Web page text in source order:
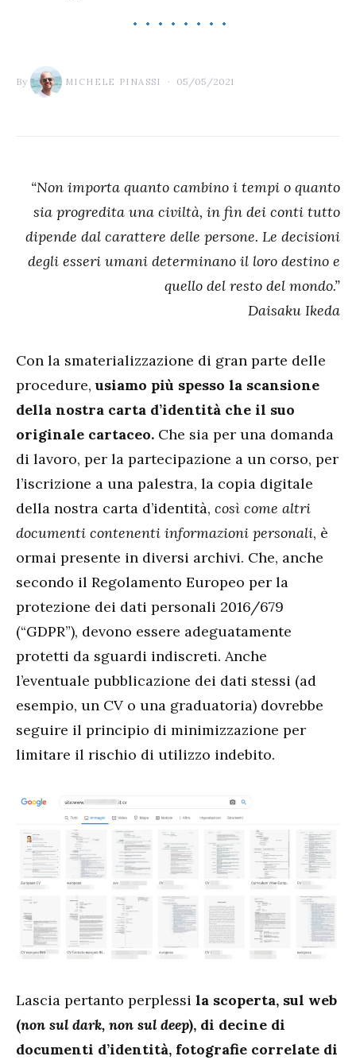
By MICHELE PINASSI 05/05/2021
“Non importa quanto cambino i tempi o quanto
sia progredita una civiltà, in fin dei conti tutto
dipende dal carattere delle persone. Le decisioni
degli esseri umani determinano il loro destino e
quello del resto del mondo.”
Daisaku Ikeda
Con la smaterializzazione di gran parte delle
procedure,usiamo più spesso la scansione
della nostra carta d’identità che il suo
originale cartaceo. Che sia per una domanda
di lavoro, per la partecipazione a un corso, per
l’iscrizione a una palestra, la copia digitale
della nostra carta d’identità, così come altri
documenti contenenti informazioni personali, è
ormai presente in diversi archivi. Che, anche
secondo il Regolamento Europeo per la
protezione dei dati personali 2016/679
(“GDPR”), devono essere adeguatamente
protetti da sguardi indiscreti. Anche
l’eventuale pubblicazione dei dati stessi (ad
esempio, un CV o una graduatoria) dovrebbe
seguire il principio di minimizzazione per
limitare il rischio di utilizzo indebito.
Lascia pertanto perplessi la scoperta, sul web
(non sul dark, non sul deep), di decine di
documenti d’identità, fotografie correlate di